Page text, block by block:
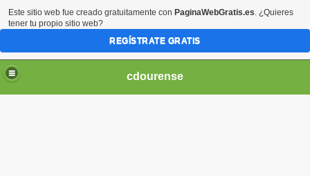
cdourense
Este sitio web fue creado gratuitamente con PaginaWebGratis.es. ¿Quieres
tener tu propio sitio web?
REGÍSTRATE GRATIS